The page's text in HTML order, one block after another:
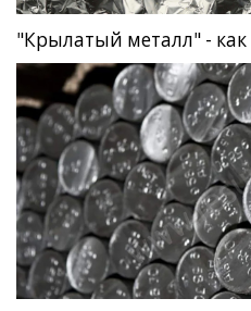
"Крылатый металл" - как